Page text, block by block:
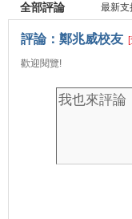
全部評論 最新支
評論：鄭兆威校友
歡迎閱覽!